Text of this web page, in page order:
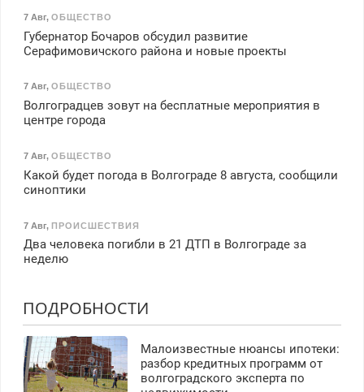
7 Авг, ОБЩЕСТВО
Губернатор Бочаров обсудил развитие
Серафимовичского района и новые проекты
7 Авг, ОБЩЕСТВО
Волгоградцев зовут на бесплатные мероприятия в
центре города
7 Авг, ОБЩЕСТВО
Какой будет погода в Волгограде 8 августа, сообщили
синоптики
7 Авг, ПРОИСШЕСТВИЯ
Два человека погибли в 21 ДТП в Волгограде за
неделю
ПОДРОБНОСТИ
Малоизвестные нюансы ипотеки:
разбор кредитных программ от
волгоградского эксперта по